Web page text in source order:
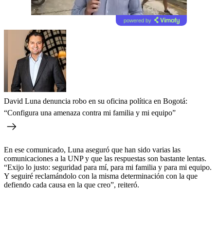
powered by
David Luna denuncia robo en su oficina política en Bogotá:
“Configura una amenaza contra mi familia y mi equipo”
En ese comunicado, Luna aseguró que han sido varias las
comunicaciones a la UNP y que las respuestas son bastante lentas.
“Exijo lo justo: seguridad para mí, para mi familia y para mi equipo.
Y seguiré reclamándolo con la misma determinación con la que
defiendo cada causa en la que creo”, reiteró.